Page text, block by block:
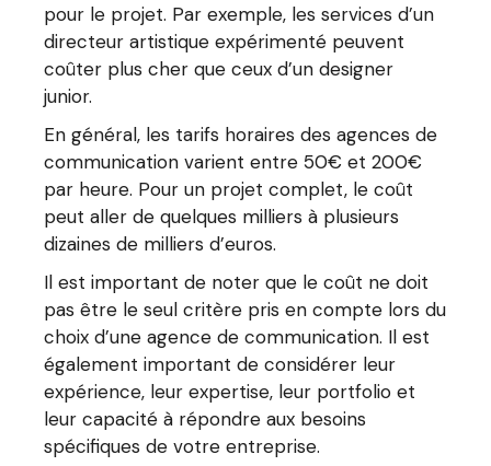
pour le projet. Par exemple, les services d’un
directeur artistique expérimenté peuvent
coûter plus cher que ceux d’un designer
junior.
En général, les tarifs horaires des agences de
communication varient entre 50€ et 200€
par heure. Pour un projet complet, le coût
peut aller de quelques milliers à plusieurs
dizaines de milliers d’euros.
Il est important de noter que le coût ne doit
pas être le seul critère pris en compte lors du
choix d’une agence de communication. Il est
également important de considérer leur
expérience, leur expertise, leur portfolio et
leur capacité à répondre aux besoins
spécifiques de votre entreprise.